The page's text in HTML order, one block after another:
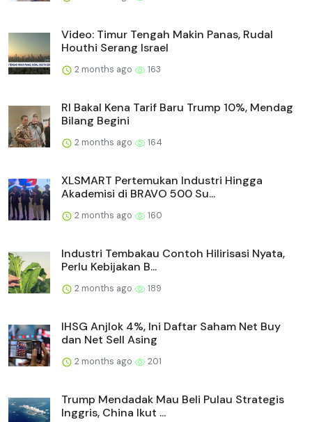
Video: Timur Tengah Makin Panas, Rudal
Houthi Serang Israel
2 months ago 163
RI Bakal Kena Tarif Baru Trump 10%, Mendag
Bilang Begini
2 months ago 164
XLSMART Pertemukan Industri Hingga
Akademisi di BRAVO 500 Su...
2 months ago 160
Industri Tembakau Contoh Hilirisasi Nyata,
Perlu Kebijakan B...
2 months ago 189
IHSG Anjlok 4%, Ini Daftar Saham Net Buy
dan Net Sell Asing
2 months ago 201
Trump Mendadak Mau Beli Pulau Strategis
Inggris, China Ikut ...